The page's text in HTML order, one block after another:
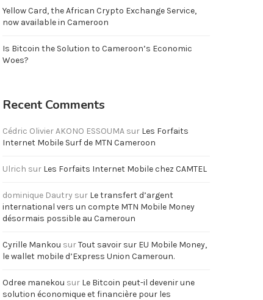
Yellow Card, the African Crypto Exchange Service,
now available in Cameroon
Is Bitcoin the Solution to Cameroon’s Economic
Woes?
Recent Comments
Cédric Olivier AKONO ESSOUMA sur Les Forfaits
Internet Mobile Surf de MTN Cameroon
Ulrich sur Les Forfaits Internet Mobile chez CAMTEL
dominique Dautry sur Le transfert d’argent
international vers un compte MTN Mobile Money
désormais possible au Cameroun
Cyrille Mankou surTout savoir sur EU Mobile Money,
le wallet mobile d’Express Union Cameroun.
Odree manekou sur Le Bitcoin peut-il devenir une
solution économique et financière pour les